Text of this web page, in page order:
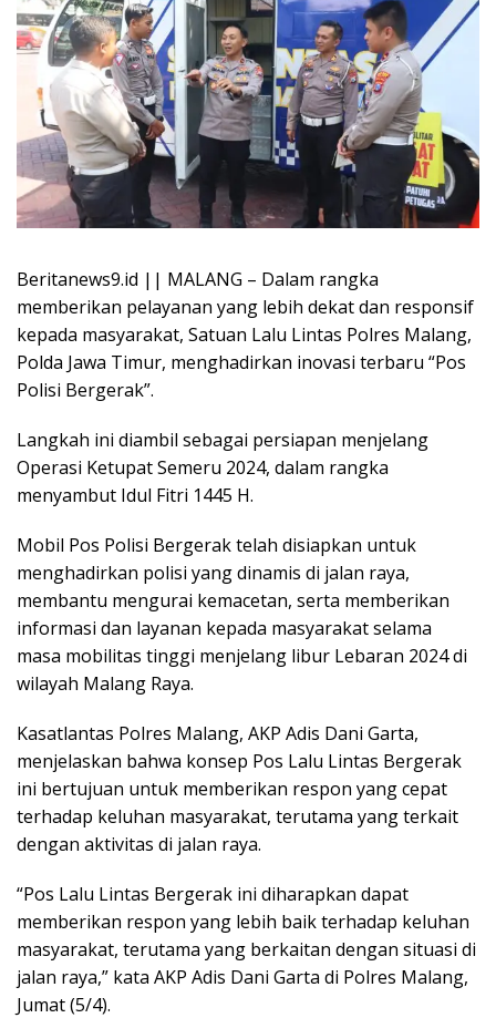
Beritanews9.id || MALANG – Dalam rangka
memberikan pelayanan yang lebih dekat dan responsif
kepada masyarakat, Satuan Lalu Lintas Polres Malang,
Polda Jawa Timur, menghadirkan inovasi terbaru “Pos
Polisi Bergerak”.
Langkah ini diambil sebagai persiapan menjelang
Operasi Ketupat Semeru 2024, dalam rangka
menyambut Idul Fitri 1445 H.
Mobil Pos Polisi Bergerak telah disiapkan untuk
menghadirkan polisi yang dinamis di jalan raya,
membantu mengurai kemacetan, serta memberikan
informasi dan layanan kepada masyarakat selama
masa mobilitas tinggi menjelang libur Lebaran 2024 di
wilayah Malang Raya.
Kasatlantas Polres Malang, AKP Adis Dani Garta,
menjelaskan bahwa konsep Pos Lalu Lintas Bergerak
ini bertujuan untuk memberikan respon yang cepat
terhadap keluhan masyarakat, terutama yang terkait
dengan aktivitas di jalan raya.
“Pos Lalu Lintas Bergerak ini diharapkan dapat
memberikan respon yang lebih baik terhadap keluhan
masyarakat, terutama yang berkaitan dengan situasi di
jalan raya,” kata AKP Adis Dani Garta di Polres Malang,
Jumat (5/4).